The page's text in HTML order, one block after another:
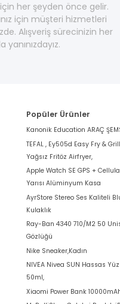
her şeyden önce gelir.
için müşteri hizmetleri
Alışveriş sürecinizin her
yanınızdayız.
Popüler Ürünler
Kanonik Education ARAÇ
TEFAL , Ey505d Easy Fry &
Yağsız Fritöz Airfryer,
Apple Watch SE GPS +
Yarısı Alüminyum Kasa
AyrStore Stereo Ses Kaliteli
Kulaklık
Ray-Ban 4340 710/M2 50
Gözlüğü
Nike Sneaker,Kadın
NIVEA Nivea SUN Hassas
50ml,
Xiaomi Power Bank